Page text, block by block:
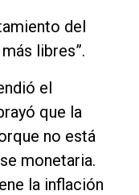
del
libres”.
el
que la
no está
monetaria.
la inflación